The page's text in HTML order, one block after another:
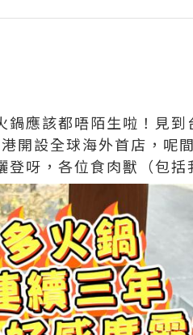
應該都唔陌生啦！見到
設全球海外首店，呢
呀，各位食肉獸（包括